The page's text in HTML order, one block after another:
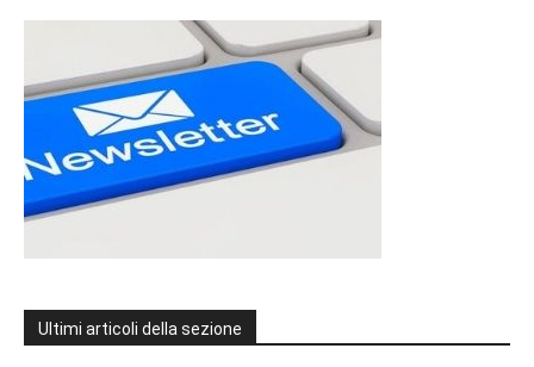
Ultimi articoli della sezione